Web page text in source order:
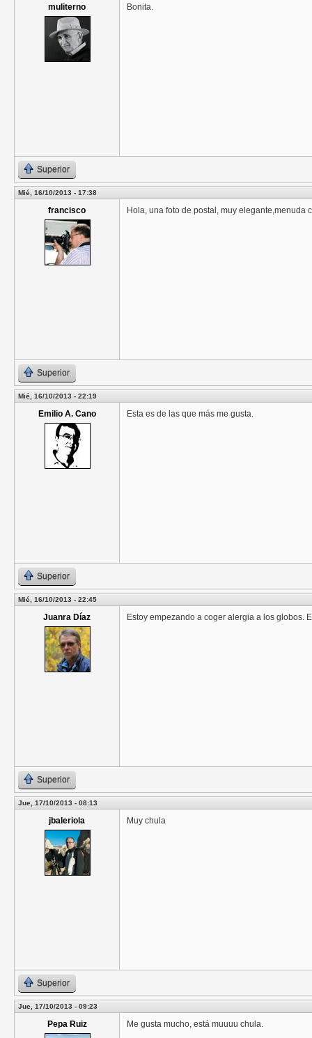
muliterno Bonita.
Superior
Mié, 16/10/2013 - 17:38
francisco Hola, una foto de postal, muy
Superior
Mié, 16/10/2013 - 22:19
Emilio A. Cano Esta es de las que más me gusta.
Superior
Mié, 16/10/2013 - 22:45
Juanra Díaz Estoy empezando a coger alergia a los globos.
Superior
Jue, 17/10/2013 - 08:13
jbaleriola Muy chula
Superior
Jue, 17/10/2013 - 09:23
Pepa Ruiz Me gusta mucho, está muuuu chula.